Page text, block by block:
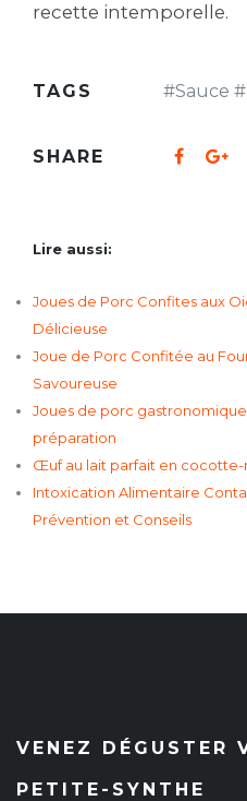
recette intemporelle.
TAGS #Sauce #
SHARE
Lire aussi:
Joues de Porc Confites aux
Délicieuse
Joue de Porc Confitée au
Savoureuse
Joues de porc
préparation
Œuf au lait parfait en
Intoxication Alimentaire
Prévention et Conseils
VENEZ DÉGUSTER
PETITE-SYNTHE